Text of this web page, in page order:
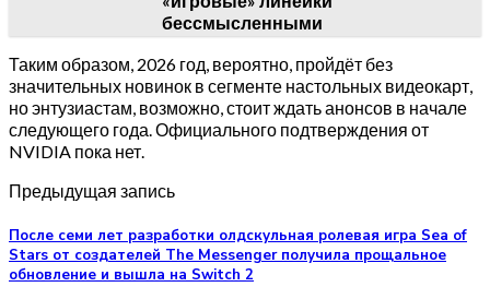
бессмысленными
Таким образом, 2026 год, вероятно, пройдёт без
значительных новинок в сегменте настольных видеокарт,
но энтузиастам, возможно, стоит ждать анонсов в начале
следующего года. Официального подтверждения от
NVIDIA пока нет.
Предыдущая запись
После семи лет разработки олдскульная ролевая игра Sea of
Stars от создателей The Messenger получила прощальное
обновление и вышла на Switch 2